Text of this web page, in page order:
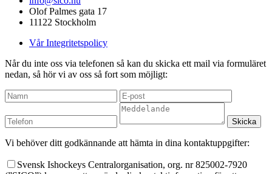
Olof Palmes gata 17
11122 Stockholm
Vår Integritetspolicy
Når du inte oss via telefonen så kan du skicka ett mail via formuläret
nedan, så hör vi av oss så fort som möjligt:
Vi behöver ditt godkännande att hämta in dina kontaktuppgifter:
Svensk Ishockeys Centralorganisation, org. nr 825002-7920